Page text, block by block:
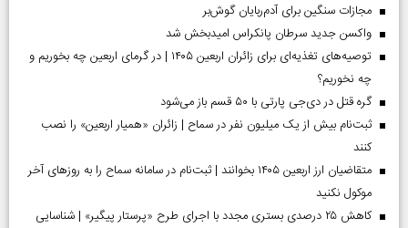
مجازات سنگین برای آدم‌ربایان گوش‌بر
واکسن جدید سرطان پانکراس امیدبخش شد
توصیه‌های تغذیه‌ای برای زائران اربعین ۱۴۰۵ | در گرمای اربعین چه بخوریم و
چه نخوریم؟
گره قتل در دی‌جی پارتی با ۵۰ قسم باز می‌شود
ثبت‌نام بیش از یک میلیون نفر در سماح | زائران «همیار اربعین» را نصب
کنند
متقاضیان ارز اربعین ۱۴۰۵ بخوانند | ثبت‌نام در سامانه سماح را به روز‌های آخر
موکول نکنید
کاهش ۲۵ درصدی بستری مجدد با اجرای طرح «پرستار پیگیر» | شناسایی